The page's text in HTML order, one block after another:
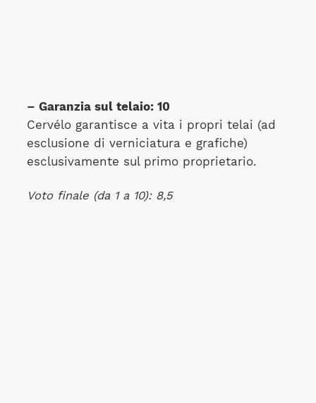
– Garanzia sul telaio: 10
Cervélo garantisce a vita i propri telai (ad
esclusione di verniciatura e grafiche)
esclusivamente sul primo proprietario.
Voto finale (da 1 a 10): 8,5